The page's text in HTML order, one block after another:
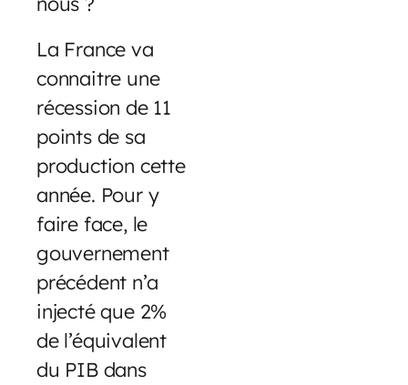
La France va
connaitre une
récession de 11
points de sa
production cette
année. Pour y
faire face, le
gouvernement
précédent n’a
injecté que 2%
de l’équivalent
du PIB dans